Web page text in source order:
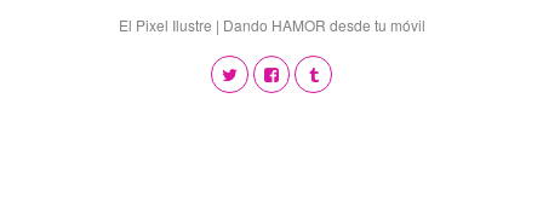
El Pixel Ilustre | Dando HAMOR desde tu móvil